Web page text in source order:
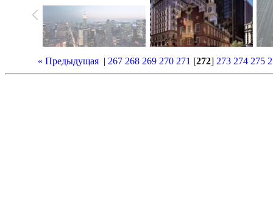
« Предыдущая | 267 268 269 270 271 [272] 273 274 275